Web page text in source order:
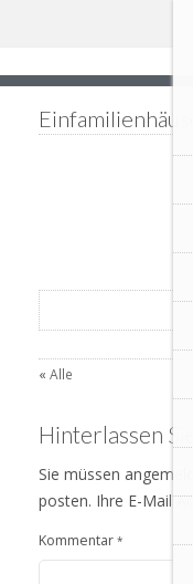
« Alle
Hinterlassen
Sie müssen
posten. Ihre E-Mail
Kommentar *